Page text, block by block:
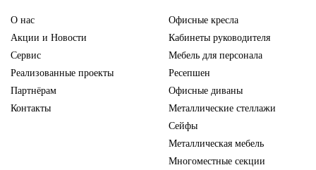
О нас
Акции и Новости
Сервис
Реализованные проекты
Партнёрам
Контакты
Офисные кресла
Кабинеты руководителя
Мебель для персонала
Ресепшен
Офисные диваны
Металлические стеллажи
Сейфы
Металлическая мебель
Многоместные секции